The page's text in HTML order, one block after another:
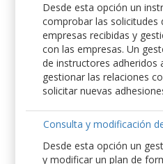
Desde esta opción un
comprobar las solicitudes
empresas recibidas y
con las empresas. Un
de instructores adheridos
gestionar las relaciones
solicitar nuevas
Consulta y modificación
Desde esta opción un
y modificar un plan de